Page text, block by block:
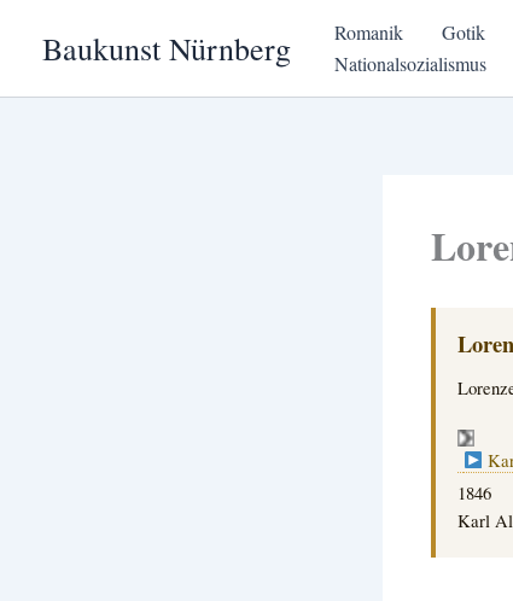
Baukunst Nürnberg Romanik Gotik
Nationalsozialismus
1846
Karl